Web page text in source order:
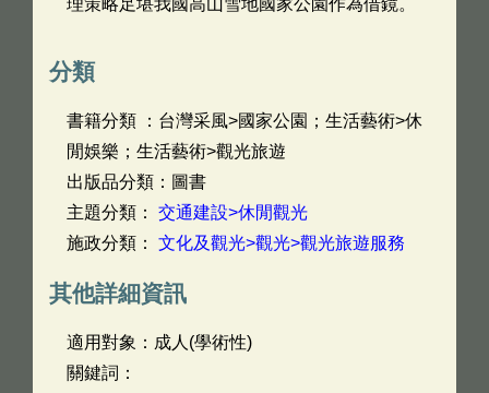
理策略足堪我國高山雪地國家公園作為借鏡。
分類
書籍分類 ：台灣采風>國家公園；生活藝術>休
閒娛樂；生活藝術>觀光旅遊
出版品分類：圖書
主題分類： 交通建設>休閒觀光
施政分類： 文化及觀光>觀光>觀光旅遊服務
其他詳細資訊
適用對象：成人(學術性)
關鍵詞：